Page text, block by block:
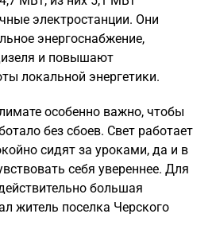
электростанции. Они
энергоснабжение,
и повышают
локальной энергетики.
особенно важно, чтобы
без сбоев. Свет работает
сидят за уроками, да и в
себя увереннее. Для
большая
житель поселка Черского